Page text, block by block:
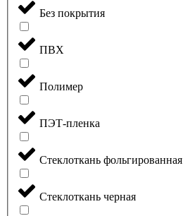
Без покрытия
ПВХ
Полимер
ПЭТ-пленка
Стеклоткань фольгированная
Стеклоткань черная